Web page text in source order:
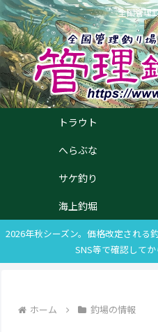
全国管理
トラウト
へらぶな
サケ釣り
海上釣堀
2026年秋シーズン。価格改定される
SNS等で確認して
ホーム 釣場の情報